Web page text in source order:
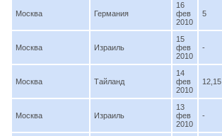
Москва Германия
16
фев
2010
5
Москва Израиль
15
фев
2010
-
Москва Тайланд
14
фев
2010
12,15
Москва Израиль
13
фев
2010
-